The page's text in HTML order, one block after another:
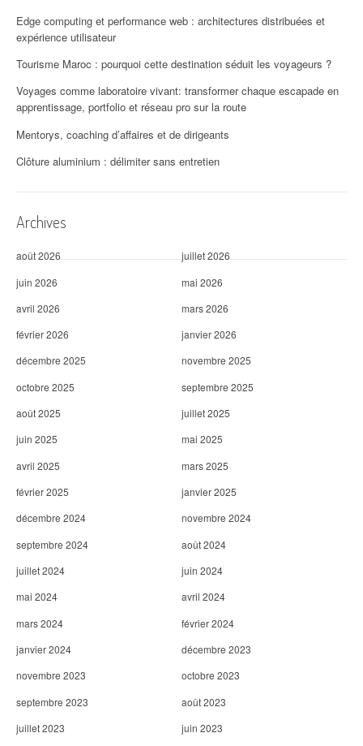
i
o
n
d
'
a
t
i
c
l
e
Edge computing et performance web : architectures distribuées et
expérience utilisateur
Tourisme Maroc : pourquoi cette destination séduit les voyageurs ?
Voyages comme laboratoire vivant: transformer chaque escapade en
apprentissage, portfolio et réseau pro sur la route
Mentorys, coaching d’affaires et de dirigeants
Clôture aluminium : délimiter sans entretien
Archives
août 2026
juillet 2026
juin 2026
mai 2026
avril 2026
mars 2026
février 2026
janvier 2026
décembre 2025
novembre 2025
octobre 2025
septembre 2025
août 2025
juillet 2025
juin 2025
mai 2025
avril 2025
mars 2025
février 2025
janvier 2025
décembre 2024
novembre 2024
septembre 2024
août 2024
juillet 2024
juin 2024
mai 2024
avril 2024
mars 2024
février 2024
janvier 2024
décembre 2023
novembre 2023
octobre 2023
septembre 2023
août 2023
juillet 2023
juin 2023